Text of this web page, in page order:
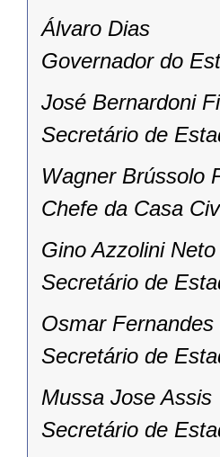
Álvaro Dias
Governador do
José Bernardoni
Secretário de
Wagner Brússolo
Chefe da Casa
Gino Azzolini Neto
Secretário de
Osmar Fernandes
Secretário de
Mussa Jose Assis
Secretário de